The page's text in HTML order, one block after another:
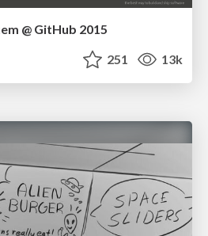
@ GitHub 2015
251 13k